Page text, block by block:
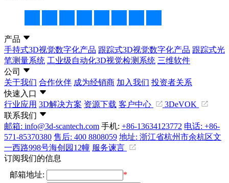
产品
手持式3D视觉数字化产品 跟踪式3D视觉数字化产品 跟踪式光
笔测量系统 工业级自动化3D视觉检测系统 三维软件
公司
关于我们 合作伙伴 成为经销商 加入我们 投资者关系
快速入口
行业应用 3D解决方案 资源下载 客户中心
3DeVOK
联系我们
邮箱: info@3d-scantech.com 手机: +86-13634123772 电话: +86-
571-85370380 售后: 400 8808059 地址: 浙江省杭州市余杭区文
一西路998号海创园12幢 服务谏言
订阅我们的信息